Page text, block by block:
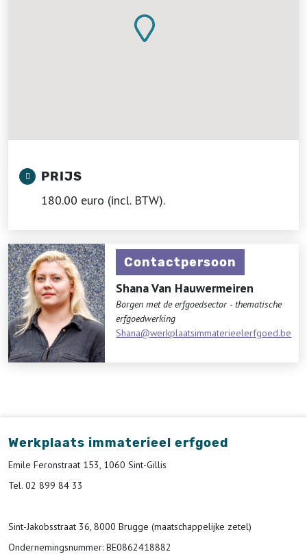
PRIJS
180.00 euro (incl. BTW).
Contactpersoon
Shana Van Hauwermeiren
Borgen met de erfgoedsector - thematische
erfgoedwerking
Shana@werkplaatsimmaterieelerfgoed.be
Werkplaats immaterieel erfgoed
Emile Feronstraat 153, 1060 Sint-Gillis
Tel. 02 899 84 33
Sint-Jakobsstraat 36, 8000 Brugge (maatschappelijke zetel)
Ondernemingsnummer: BE0862418882